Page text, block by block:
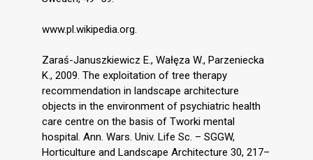
www.pl.wikipedia.org.
Zaraś-Januszkiewicz E., Wałęza W., Parzeniecka
K., 2009. The exploitation of tree therapy
recommendation in landscape architecture
objects in the environment of psychiatric health
care centre on the basis of Tworki mental
hospital. Ann. Wars. Univ. Life Sc. – SGGW,
Horticulture and Landscape Architecture 30, 217–